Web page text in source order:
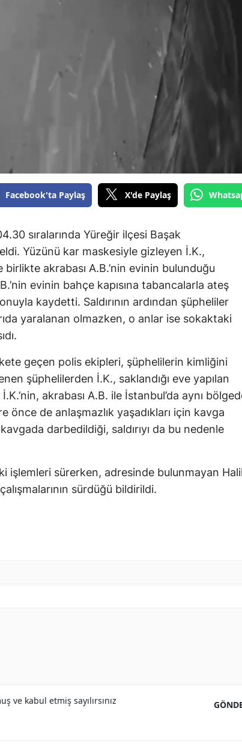
Facebook'ta Paylaş X'de Paylaş
sıralarında Yüreğir ilçesi Başak
Yüzünü kar maskesiyle gizleyen İ.K.,
birlikte akrabası A.B.’nin evinin bulunduğu
evinin bahçe kapısına tabancalarla ateş
kaydetti. Saldırının ardından şüpheliler
yaralanan olmazken, o anlar ise sokaktaki
geçen polis ekipleri, şüphelilerin kimliğini
şüphelilerden İ.K., saklandığı eve yapılan
İ.K.’nin, akrabası A.B. ile İstanbul’da aynı
önce de anlaşmazlık yaşadıkları için kavga
darbedildiği, saldırıyı da bu nedenle
işlemleri sürerken, adresinde bulunmayan Halil
sürdüğü bildirildi.
ve kabul etmiş sayılırsınız